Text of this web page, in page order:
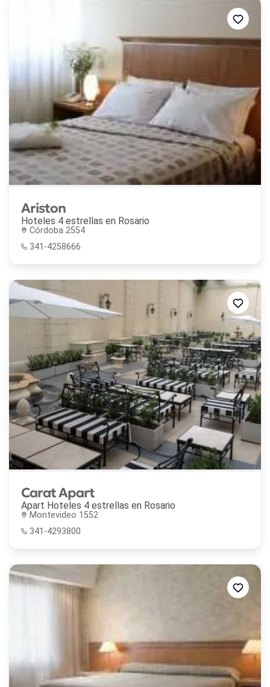
Ariston
Hoteles 4 estrellas en Rosario
Córdoba 2554
341-4258666
Carat Apart
Apart Hoteles 4 estrellas en Rosario
Montevideo 1552
341-4293800